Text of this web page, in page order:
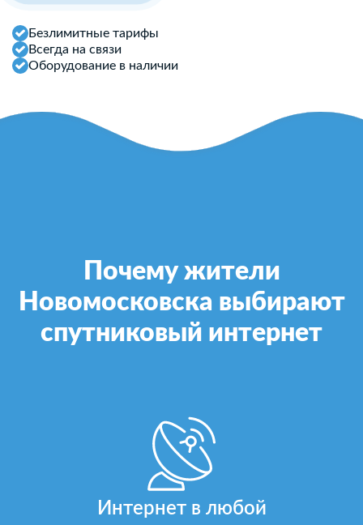
Безлимитные тарифы
Всегда на связи
Оборудование в наличии
Почему жители
Новомосковска выбирают
спутниковый интернет
Интернет в любой